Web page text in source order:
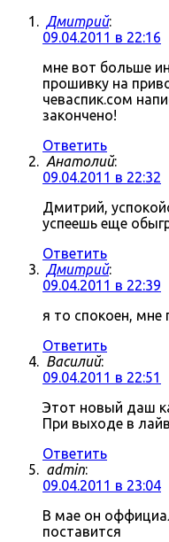
Дмитрий:
09.04.2011 в 22:16
мне вот больше
прошивку на
чеваспик.сом
закончено!
Ответить
Анатолий:
09.04.2011 в 22:32
Дмитрий,
успеешь еще
Ответить
Дмитрий:
09.04.2011 в 22:39
я то спокоен, мне
Ответить
Василий:
09.04.2011 в 22:51
Этот новый даш
При выходе в
Ответить
admin:
09.04.2011 в 23:04
В мае он
поставится